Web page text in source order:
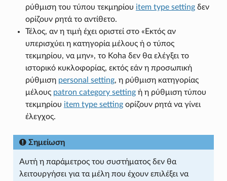
ρύθμιση του τύπου τεκμηρίου item type settingδεν
ορίζουν ρητά το αντίθετο.
Τέλος, αν η τιμή έχει οριστεί στο «Εκτός αν
υπερισχύει η κατηγορία μέλους ή ο τύπος
τεκμηρίου, να μην», το Koha δεν θα ελέγξει το
ιστορικό κυκλοφορίας, εκτός εάν η προσωπική
ρύθμιση personal setting, η ρύθμιση κατηγορίας
μέλους patron category settingή η ρύθμιση τύπου
τεκμηρίου item type settingορίζουν ρητά να γίνει
έλεγχος.
Σημείωση
Αυτή η παράμετρος του συστήματος δεν θα
λειτουργήσει για τα μέλη που έχουν επιλέξει να